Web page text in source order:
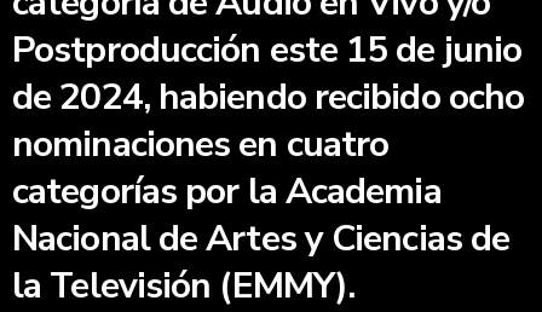
Postproducción este 15 de junio
de 2024, habiendo recibido ocho
nominaciones en cuatro
categorías por la Academia
Nacional de Artes y Ciencias de
la Televisión (EMMY).